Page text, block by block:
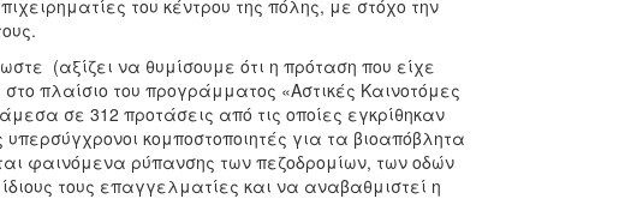
του κέντρου της πόλης, με στόχο την
(αξίζει να θυμίσουμε ότι η πρόταση που είχε
πλαίσιο του προγράμματος «Αστικές Καινοτόμες
σε 312 προτάσεις από τις οποίες εγκρίθηκαν
κομποστοποιητές για τα βιοαπόβλητα
φαινόμενα ρύπανσης των πεζοδρομίων, των οδών
τους επαγγελματίες και να αναβαθμιστεί η